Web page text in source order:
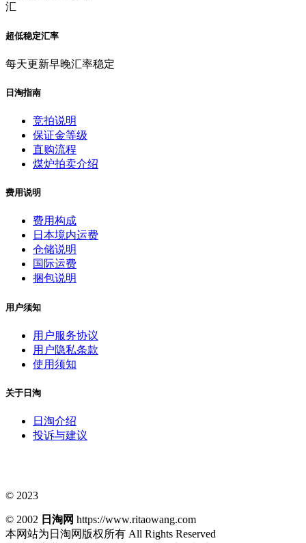
汇
超低稳定汇率
每天更新早晚汇率稳定
日淘指南
竞拍说明
保证金等级
直购流程
煤炉拍卖介绍
费用说明
费用构成
日本境内运费
仓储说明
国际运费
捆包说明
用户须知
用户服务协议
用户隐私条款
使用须知
关于日淘
日淘介绍
投诉与建议
© 2023
© 2002 日淘网 https://www.ritaowang.com
本网站为日淘网版权所有 All Rights Reserved